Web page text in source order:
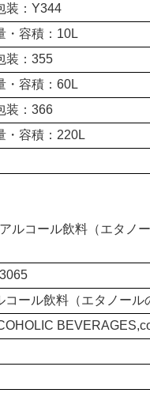
装：Y344
・容積：10L
装：355
・容積：60L
装：366
・容積：220L
ルコール飲料（エタノ
コール飲料（エタノール